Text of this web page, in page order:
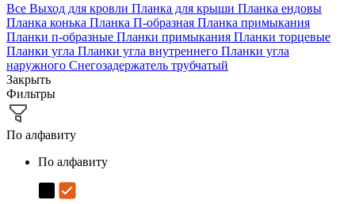
Все Выход для кровли Планка для крыши Планка ендовы
Планка конька Планка П-образная Планка примыкания
Планки п-образные Планки примыкания Планки торцевые
Планки угла Планки угла внутреннего Планки угла
наружного Снегозадержатель трубчатый
Закрыть
Фильтры
По алфавиту
По алфавиту